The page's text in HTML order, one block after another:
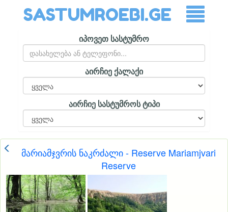
SASTUMROEBI.GE
იპოვეთ სასტუმრო
აირჩიე ქალაქი
აირჩიე სასტუმროს ტიპი
მარიამჯვრის ნაკრძალი - Reserve Mariamjvari
Reserve